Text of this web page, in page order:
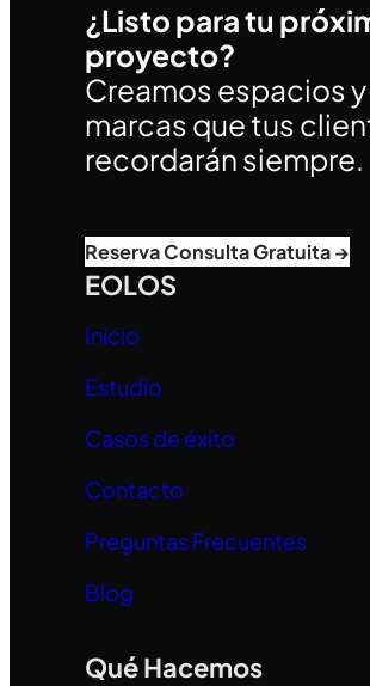
¿Listo para tu
proyecto?
Creamos espacios y
marcas que tus
recordarán siempre.
Reserva Consulta Gratuita →
EOLOS
Inicio
Estudio
Casos de éxito
Contacto
Preguntas Frecuentes
Blog
Qué Hacemos